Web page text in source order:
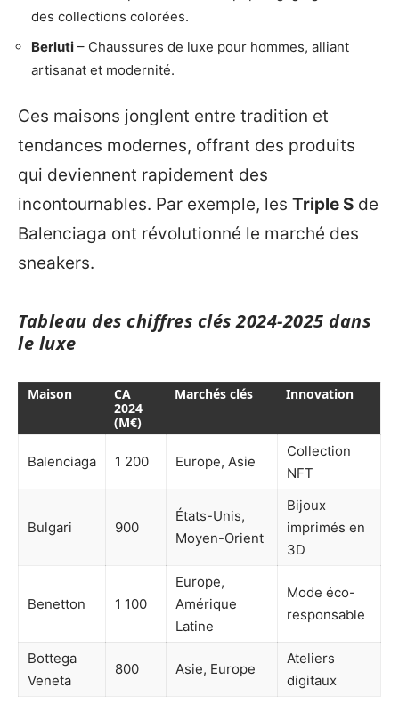
des collections colorées.
Berluti – Chaussures de luxe pour hommes, alliant
artisanat et modernité.
Ces maisons jonglent entre tradition et
tendances modernes, offrant des produits
qui deviennent rapidement des
incontournables. Par exemple, les Triple S de
Balenciaga ont révolutionné le marché des
sneakers.
Tableau des chiffres clés 2024-2025 dans
le luxe
Maison
CA
2024
(M€)
Marchés clés Innovation
Balenciaga 1 200 Europe, Asie
Collection
NFT
Bulgari 900
États-Unis,
Moyen-Orient
Bijoux
imprimés en
3D
Benetton 1 100
Europe,
Amérique
Latine
Mode éco-
responsable
Bottega
Veneta
800 Asie, Europe
Ateliers
digitaux